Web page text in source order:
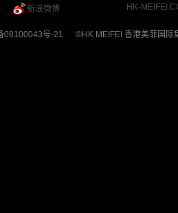
HK-
新浪微博
08100043号-21 ©HK MEIFEI 香港美菲国际